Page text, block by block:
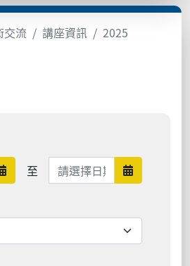
交流 講座資訊 2025
期範圍開始
至 日期範圍結束
日期範圍結束